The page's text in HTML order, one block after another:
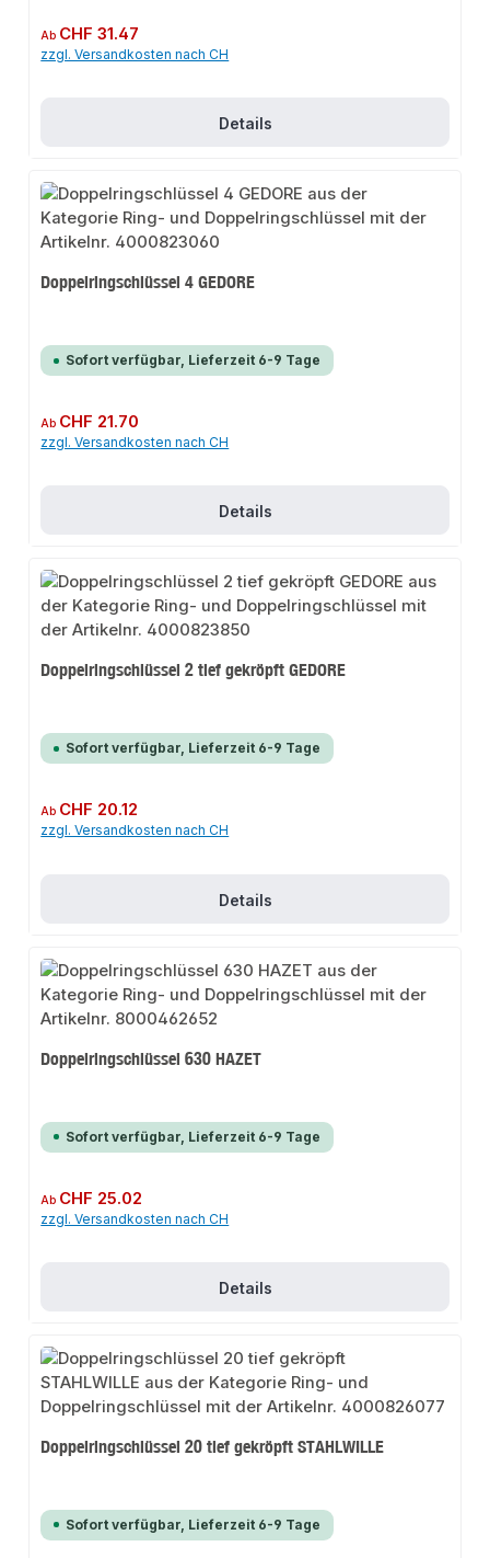
Regulärer Preis:
Ab CHF 31.47
zzgl. Versandkosten nach CH
Details
Doppelringschlüssel 4 GEDORE
Sofort verfügbar, Lieferzeit 6-9 Tage
Regulärer Preis:
Ab CHF 21.70
zzgl. Versandkosten nach CH
Details
Doppelringschlüssel 2 tief gekröpft GEDORE
Sofort verfügbar, Lieferzeit 6-9 Tage
Regulärer Preis:
Ab CHF 20.12
zzgl. Versandkosten nach CH
Details
Doppelringschlüssel 630 HAZET
Sofort verfügbar, Lieferzeit 6-9 Tage
Regulärer Preis:
Ab CHF 25.02
zzgl. Versandkosten nach CH
Details
Doppelringschlüssel 20 tief gekröpft STAHLWILLE
Sofort verfügbar, Lieferzeit 6-9 Tage